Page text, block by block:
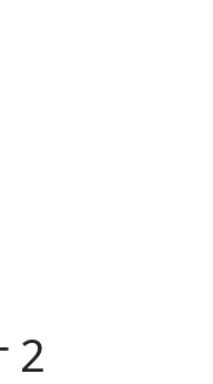
2